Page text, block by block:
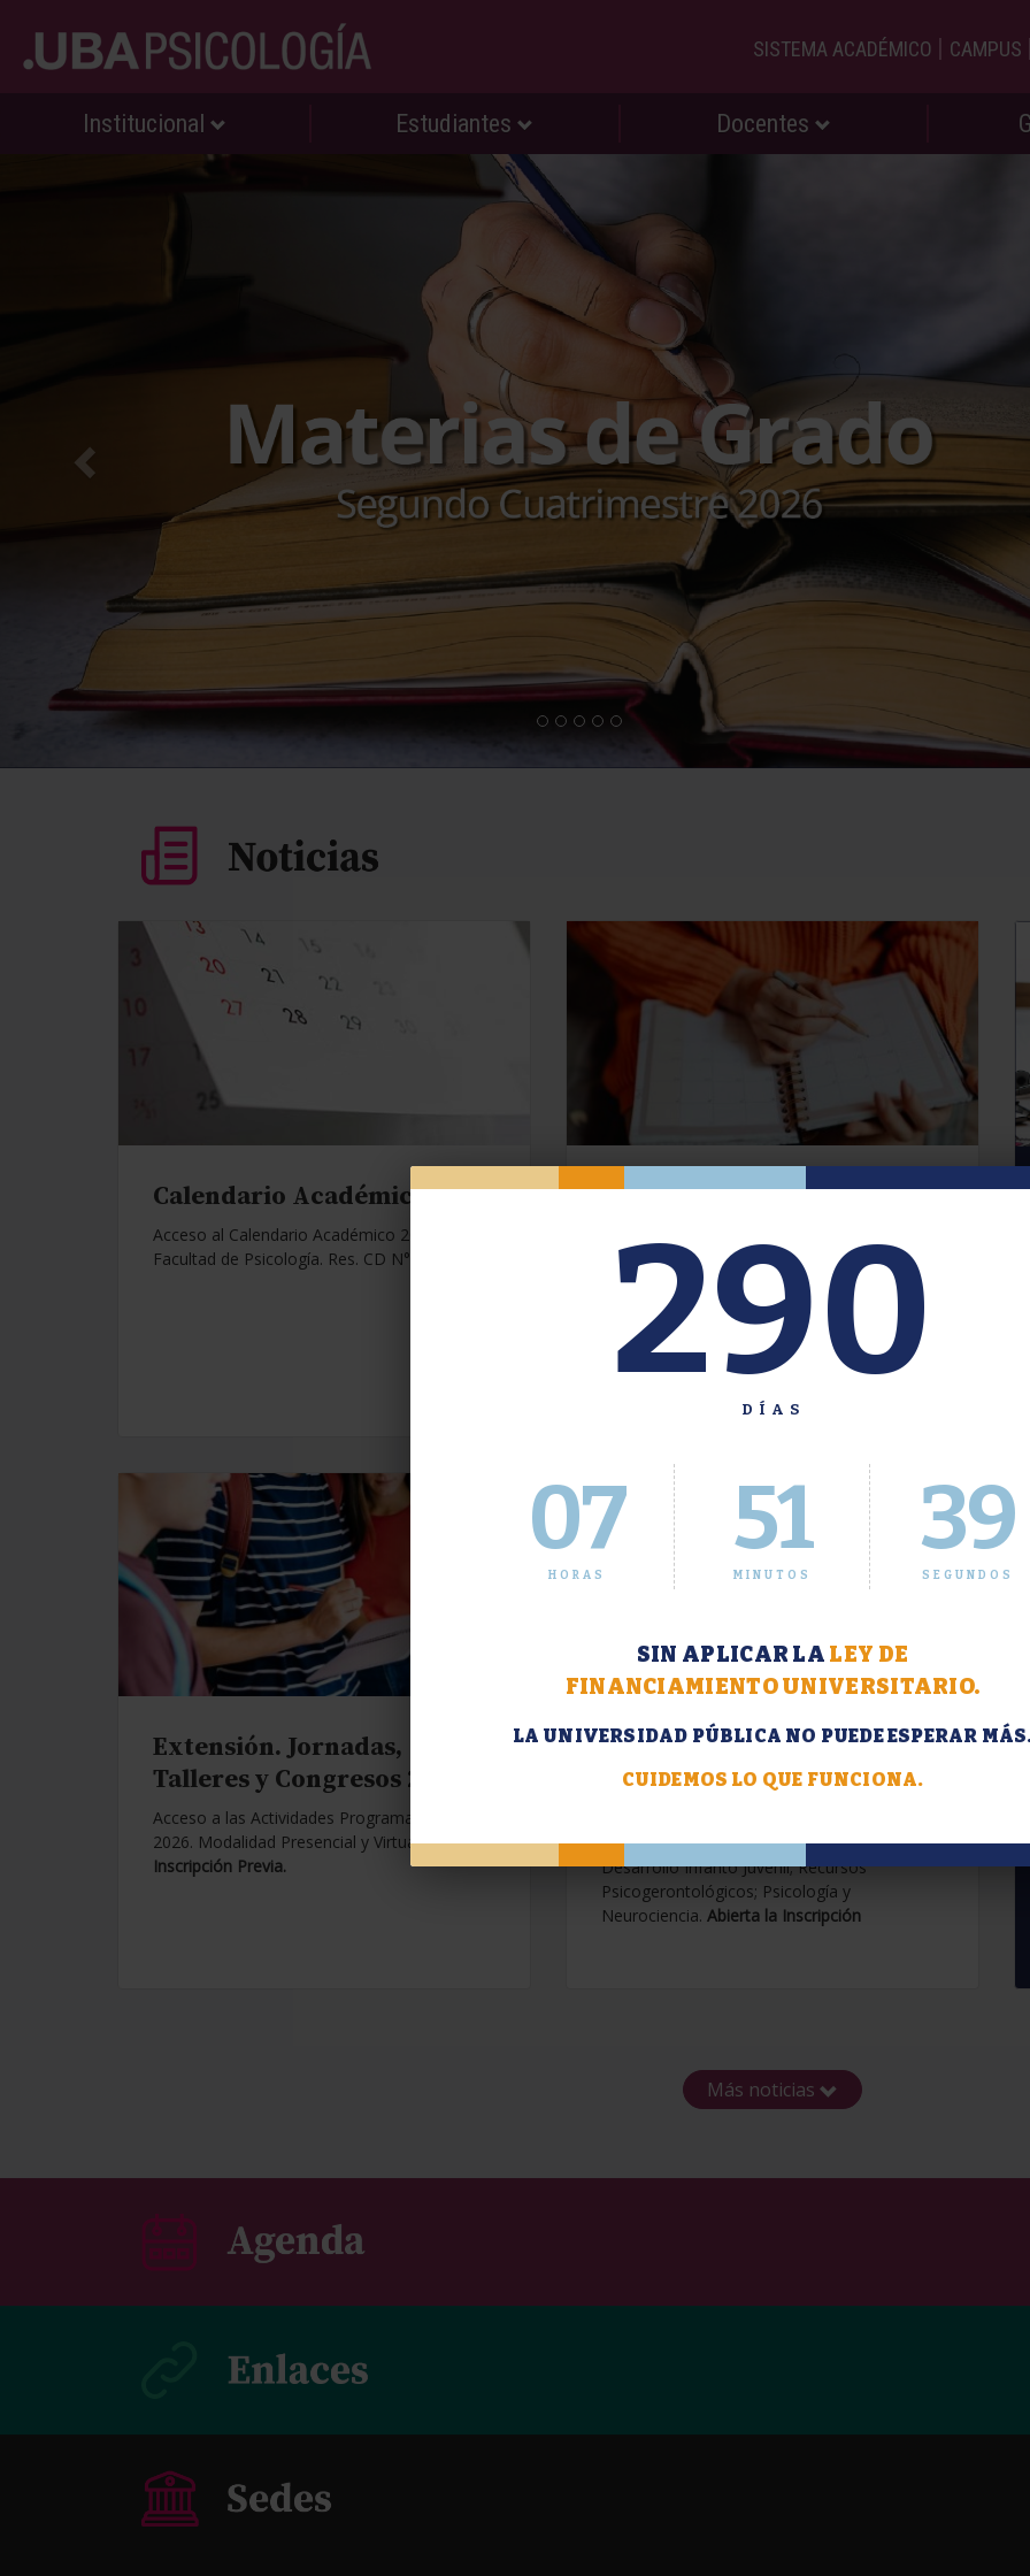
290
DÍAS
07
HORAS
51
MINUTOS
39
SEGUNDOS
SIN APLICAR LA LEY DE
FINANCIAMIENTO UNIVERSITARIO.
LA UNIVERSIDAD PÚBLICA NO PUEDE ESPERAR
CUIDEMOS LO QUE FUNCIONA.
SISTEMA ACADÉMICO | CAMPUS |
Institucional Estudiantes Docentes
Calendario Académico 2026.
Acceso al Calendario Académico 2026 de la
Facultad de Psicología. Res. CD N°1112/25.
Oferta de Grado. Segundo
Inscripción del 30 de julio al 4 de agosto a
través del Sistema Académico
Extensión. Jornadas,
Talleres y Congresos 2026.
Acceso a las Actividades Programadas para
2026. Modalidad Presencial y Virtual.Con
Inscripción Previa.
Extensión. Diplomaturas
2026.
Contemporáneas; Problemáticas en el
Desarrollo Infanto Juvenil; Recursos
Psicogerontológicos; Psicología y
Neurociencia. Abierta la Inscripción
Más noticias